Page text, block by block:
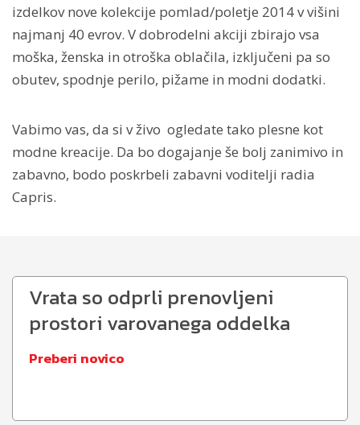
izdelkov nove kolekcije pomlad/poletje 2014 v višini
najmanj 40 evrov. V dobrodelni akciji zbirajo vsa
moška, ženska in otroška oblačila, izključeni pa so
obutev, spodnje perilo, pižame in modni dodatki.
Vabimo vas, da si v živo ogledate tako plesne kot
modne kreacije. Da bo dogajanje še bolj zanimivo in
zabavno, bodo poskrbeli zabavni voditelji radia
Capris.
Vrata so odprli prenovljeni
prostori varovanega oddelka
Preberi novico